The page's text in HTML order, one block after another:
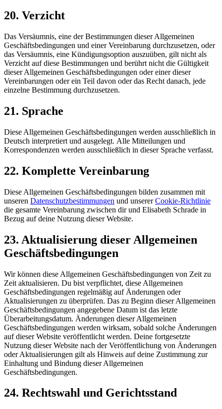
20. Verzicht
Das Versäumnis, eine der Bestimmungen dieser Allgemeinen
Geschäftsbedingungen und einer Vereinbarung durchzusetzen, oder
das Versäumnis, eine Kündigungsoption auszuüben, gilt nicht als
Verzicht auf diese Bestimmungen und berührt nicht die Gültigkeit
dieser Allgemeinen Geschäftsbedingungen oder einer dieser
Vereinbarungen oder ein Teil davon oder das Recht danach, jede
einzelne Bestimmung durchzusetzen.
21. Sprache
Diese Allgemeinen Geschäftsbedingungen werden ausschließlich in
Deutsch interpretiert und ausgelegt. Alle Mitteilungen und
Korrespondenzen werden ausschließlich in dieser Sprache verfasst.
22. Komplette Vereinbarung
Diese Allgemeinen Geschäftsbedingungen bilden zusammen mit
unseren Datenschutzbestimmungen und unsererCookie-Richtlinie
die gesamte Vereinbarung zwischen dir und Elisabeth Schrade in
Bezug auf deine Nutzung dieser Website.
23. Aktualisierung dieser Allgemeinen
Geschäftsbedingungen
Wir können diese Allgemeinen Geschäftsbedingungen von Zeit zu
Zeit aktualisieren. Du bist verpflichtet, diese Allgemeinen
Geschäftsbedingungen regelmäßig auf Änderungen oder
Aktualisierungen zu überprüfen. Das zu Beginn dieser Allgemeinen
Geschäftsbedingungen angegebene Datum ist das letzte
Überarbeitungsdatum. Änderungen dieser Allgemeinen
Geschäftsbedingungen werden wirksam, sobald solche Änderungen
auf dieser Website veröffentlicht werden. Deine fortgesetzte
Nutzung dieser Website nach der Veröffentlichung von Änderungen
oder Aktualisierungen gilt als Hinweis auf deine Zustimmung zur
Einhaltung und Bindung dieser Allgemeinen
Geschäftsbedingungen.
24. Rechtswahl und Gerichtsstand